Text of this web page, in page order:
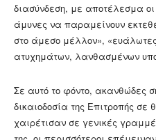
διασύνδεση, με αποτέλεσμα
άμυνες να παραμείνουν
στο άμεσο μέλλον»,
ατυχημάτων, λανθασμένων
Σε αυτό το φόντο, ακανθώδες
δικαιοδοσία της Επιτροπής
χαιρέτισαν σε γενικές